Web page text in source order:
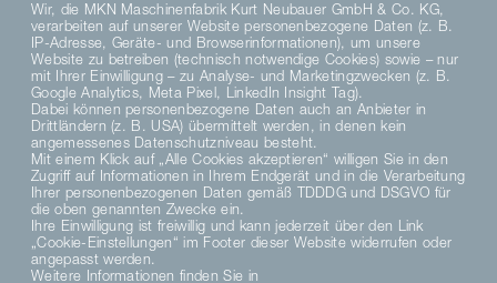
DE EN FR
DATENSCHUTZHINWEISE
DATENSCHUTZERKLÄRUNG SOCIAL MEDIA
Wir, die MKN Maschinenfabrik Kurt Neubauer GmbH & Co. KG,
verarbeiten auf unserer Website personenbezogene Daten (z. B.
IP-Adresse, Geräte- und Browserinformationen), um unsere
Website zu betreiben (technisch notwendige Cookies) sowie – nur
mit Ihrer Einwilligung – zu Analyse- und Marketingzwecken (z. B.
Google Analytics, Meta Pixel, LinkedIn Insight Tag).
Dabei können personenbezogene Daten auch an Anbieter in
Drittländern (z. B. USA) übermittelt werden, in denen kein
angemessenes Datenschutzniveau besteht.
Mit einem Klick auf „Alle Cookies akzeptieren“ willigen Sie in den
Zugriff auf Informationen in Ihrem Endgerät und in die Verarbeitung
Ihrer personenbezogenen Daten gemäß TDDDG und DSGVO für
die oben genannten Zwecke ein.
Ihre Einwilligung ist freiwillig und kann jederzeit über den Link
„Cookie-Einstellungen“ im Footer dieser Website widerrufen oder
angepasst werden.
Weitere Informationen finden Sie in